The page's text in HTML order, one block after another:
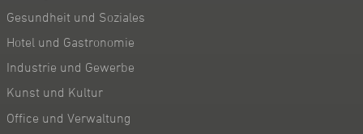
Gesundheit und Soziales
Hotel und Gastronomie
Industrie und Gewerbe
Kunst und Kultur
Office und Verwaltung